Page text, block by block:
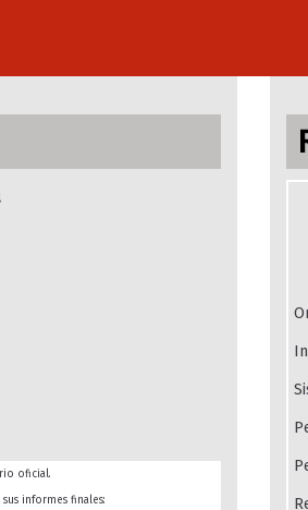
oficial.
informes finales: